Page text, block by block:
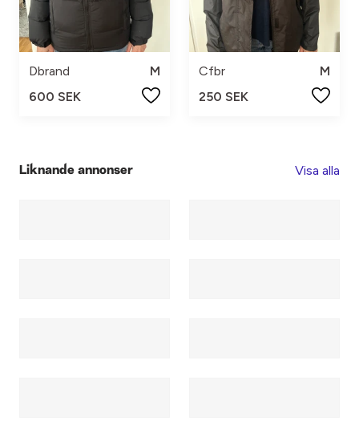
Dbrand
M
600 SEK
Cfbr
M
250 SEK
Liknande annonser Visa alla